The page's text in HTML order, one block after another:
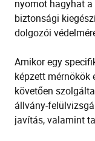
nyomot hagyhat
biztonsági
dolgozói
Amikor egy
képzett mérnökök
követően
állvány-
javítás, valamint